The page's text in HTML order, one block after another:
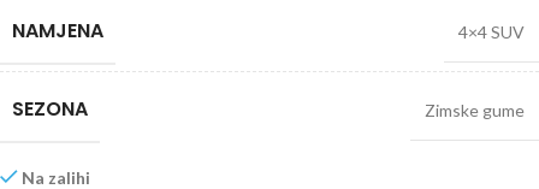
NAMJENA 4×4 SUV
SEZONA Zimske gume
Na zalihi